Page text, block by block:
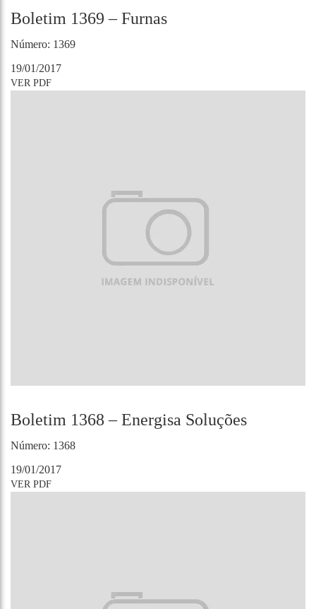
Boletim 1369 – Furnas
Número: 1369
19/01/2017
VER PDF
Boletim 1368 – Energisa Soluções
Número: 1368
19/01/2017
VER PDF